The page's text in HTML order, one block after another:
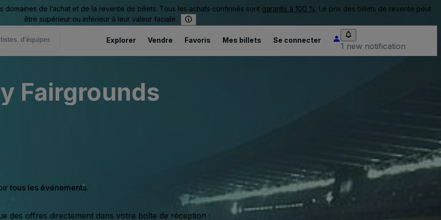
de l’achat et de la revente de billets. Tous les achats confirmés sont garantis à 100 %. Le prix des billets de revente peut
être supérieur ou inférieur à leur valeur faciale.
Explorer Vendre Favoris Mes billets Se connecter
1 new notification
Fairgrounds
tous les événements.
des offres directement dans votre boîte de réception :